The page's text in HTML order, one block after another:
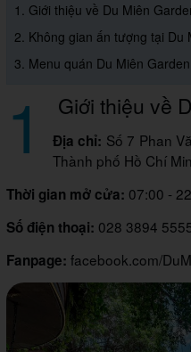
1. Giới thiệu về Du Miên
2. Không gian ấn tượng tại Du
3. Menu quán Du Miên
1 Giới thiệu về
Địa chỉ: Số 7 Phan
Thành phố Hồ Chí
Thời gian mở cửa: 07:00 -
Số điện thoại: 028 3894
Fanpage: facebook.com/